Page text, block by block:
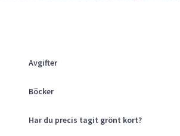
Butik
Kurser
Guider
Avgifter
Böcker
Har du precis tagit grönt kort?